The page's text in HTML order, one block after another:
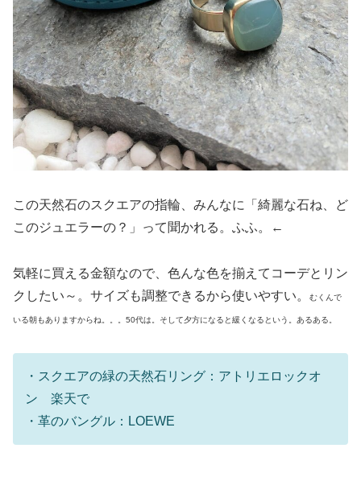
この天然石のスクエアの指輪、みんなに「綺麗な石ね、ど
このジュエラーの？」って聞かれる。ふふ。←
気軽に買える金額なので、色んな色を揃えてコーデとリン
クしたい～。サイズも調整できるから使いやすい。
むくんで
いる朝もありますからね。。。50代は。そして夕方になると緩くなるという。あるある。
・スクエアの緑の天然石リング：アトリエロックオ
ン 楽天で
・革のバングル：LOEWE